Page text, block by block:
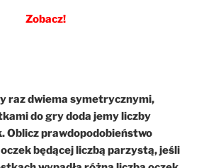
Zobacz!
raz dwiema symetrycznymi,
do gry doda jemy liczby
Oblicz prawdopodobieństwo
będącej liczbą parzystą, jeśli